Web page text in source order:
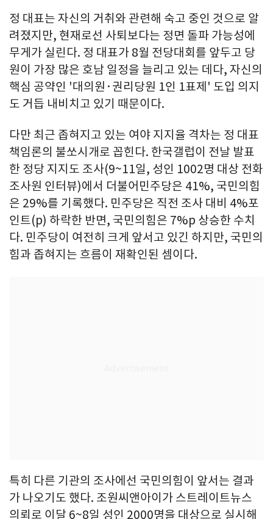
정 대표는 자신의 거취와 관련해 숙고 중인 것으로 알
려졌지만, 현재로선 사퇴보다는 정면 돌파 가능성에
무게가 실린다. 정 대표가 8월 전당대회를 앞두고 당
원이 가장 많은 호남 일정을 늘리고 있는 데다, 자신의
핵심 공약인 '대의원·권리당원 1인 1표제' 도입 의지
도 거듭 내비치고 있기 때문이다.
다만 최근 좁혀지고 있는 여야 지지율 격차는 정 대표
책임론의 불쏘시개로 꼽힌다. 한국갤럽이 전날 발표
한 정당 지지도 조사(9~11일, 성인 1002명 대상 전화
조사원 인터뷰)에서 더불어민주당은 41%, 국민의힘
은 29%를 기록했다. 민주당은 직전 조사 대비 4%포
인트(p) 하락한 반면, 국민의힘은 7%p 상승한 수치
다. 민주당이 여전히 크게 앞서고 있긴 하지만, 국민의
힘과 좁혀지는 흐름이 재확인된 셈이다.
특히 다른 기관의 조사에선 국민의힘이 앞서는 결과
가 나오기도 했다. 조원씨앤아이가 스트레이트뉴스
의뢰로 이달 6~8일 성인 2000명을 대상으로 실시해